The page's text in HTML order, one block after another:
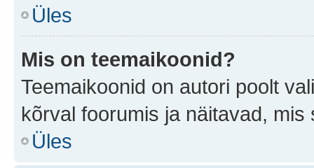
Üles
Mis on teemaikoonid?
Teemaikoonid on autori poolt
kõrval foorumis ja näitavad, mis
Üles